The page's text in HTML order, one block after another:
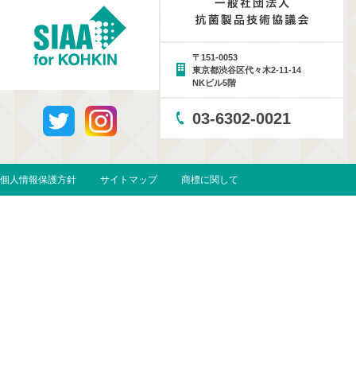
〒151-0053
東京都渋谷区代々木2-11-14
NKビル5階
03-6302-0021
個人情報保護方針 サイトマップ 商標に関して